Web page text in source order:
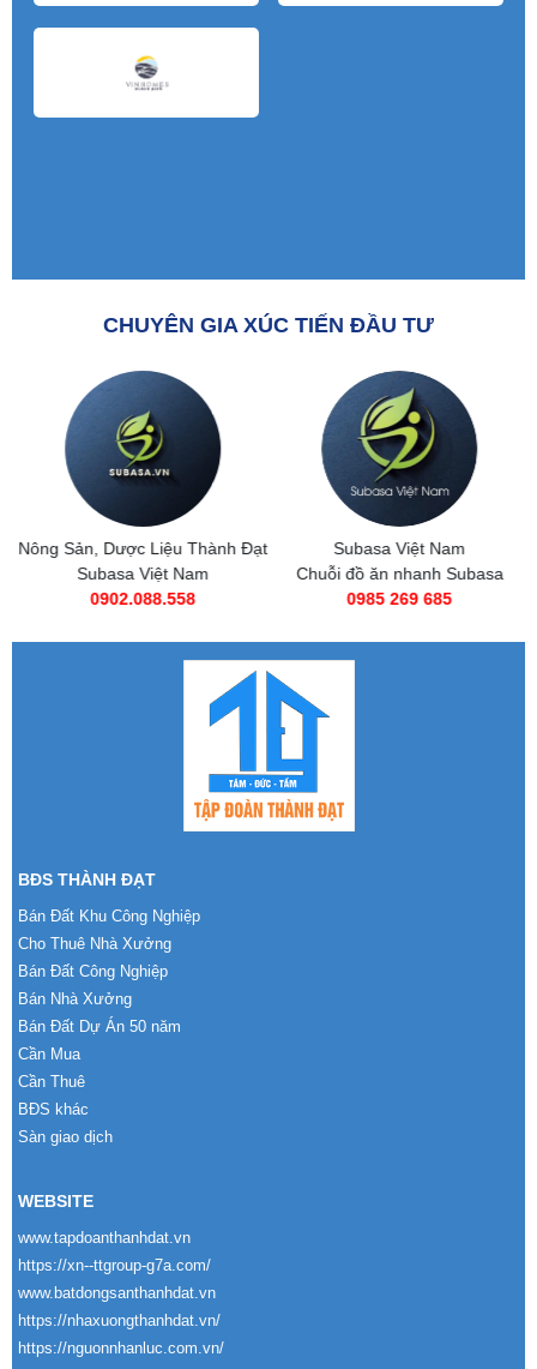
CHUYÊN GIA XÚC TIẾN ĐẦU TƯ
Nông Sản, Dược Liệu Thành Đạt
Subasa Việt Nam
0902.088.558
Subasa Việt Nam
Chuỗi đồ ăn nhanh Subasa
0985 269 685
BĐS THÀNH ĐẠT
Bán Đất Khu Công Nghiệp
Cho Thuê Nhà Xưởng
Bán Đất Công Nghiệp
Bán Nhà Xưởng
Bán Đất Dự Án 50 năm
Cần Mua
Cần Thuê
BĐS khác
Sàn giao dịch
WEBSITE
www.tapdoanthanhdat.vn
https://xn--ttgroup-g7a.com/
www.batdongsanthanhdat.vn
https://nhaxuongthanhdat.vn/
https://nguonnhanluc.com.vn/